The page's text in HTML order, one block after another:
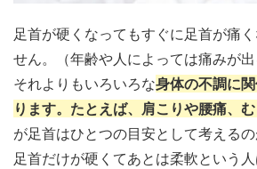
足首が硬くなってもすぐに足首が痛
せん。（年齢や人によっては痛みが出
それよりもいろいろな身体の不調に
ります。たとえば、肩こりや腰痛、む
が足首はひとつの目安として考えるの
足首だけが硬くてあとは柔軟という人